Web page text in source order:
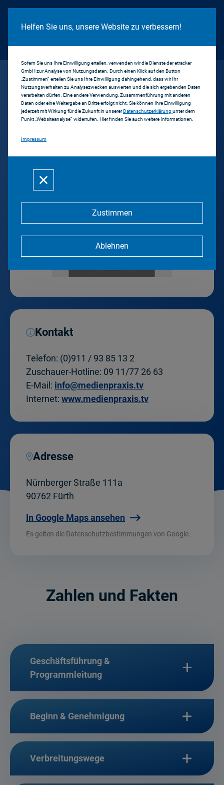
Cookie Hinweis
Helfen Sie uns, unsere Website zu verbessern!
Sofern Sie uns Ihre Einwilligung erteilen, verwenden wir die Dienste der etracker
GmbH zur Analyse von Nutzungsdaten. Durch einen Klick auf den Button
„Zustimmen“ erteilen Sie uns Ihre Einwilligung dahingehend, dass wir Ihr
Nutzungsverhalten zu Analysezwecken auswerten und die sich ergebenden Daten
verarbeiten dürfen. Eine andere Verwendung, Zusammenführung mit anderen
Daten oder eine Weitergabe an Dritte erfolgt nicht. Sie können Ihre Einwilligung
jederzeit mit Wirkung für die Zukunft in unsererDatenschutzerklärung unter dem
Punkt „Websiteanalyse“ widerrufen. Hier finden Sie auch weitere Informationen.
Impressum
Zustimmen
Ablehnen
Point
Zurück
Kontakt
Telefon: (0)911 / 93 85 13 2
Zuschauer-Hotline: 09 11/77 26 63
E-Mail: info@medienpraxis.tv
Internet: www.medienpraxis.tv
Adresse
Nürnberger Straße 111a
90762 Fürth
In Google Maps ansehen
Es gelten die Datenschutzbestimmungen von Google.
Zahlen und Fakten
Geschäftsführung &
Programmleitung
Beginn & Genehmigung
Verbreitungswege